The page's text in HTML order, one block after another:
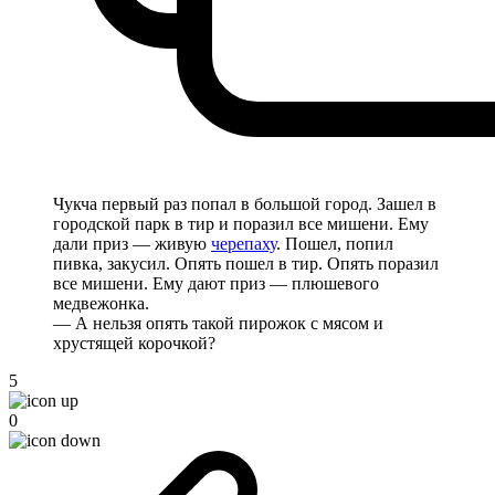
Чукча первый раз попал в большой город. Зашел в
городской парк в тир и поразил все мишени. Ему
дали приз — живую черепаху. Пошел, попил
пивка, закусил. Опять пошел в тир. Опять поразил
все мишени. Ему дают приз — плюшевого
медвежонка.
— А нельзя опять такой пирожок с мясом и
хрустящей корочкой?
5
0